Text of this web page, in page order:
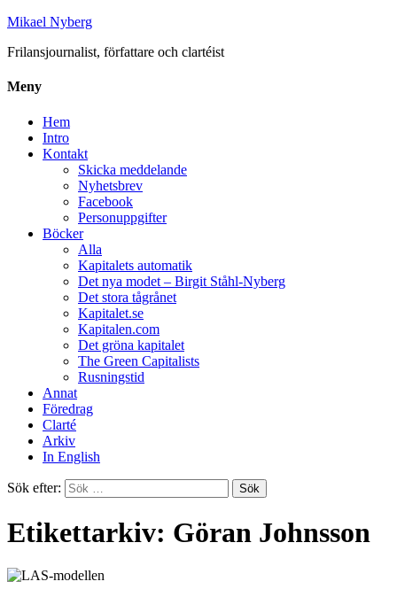
Mikael Nyberg
Frilansjournalist, författare och clartéist
Meny
Hem
Intro
Kontakt
Skicka meddelande
Nyhetsbrev
Facebook
Personuppgifter
Böcker
Alla
Kapitalets automatik
Det nya modet – Birgit Ståhl-Nyberg
Det stora tågrånet
Kapitalet.se
Kapitalen.com
Det gröna kapitalet
The Green Capitalists
Rusningstid
Annat
Föredrag
Clarté
Arkiv
In English
Sök efter:
Etikettarkiv: Göran Johnsson